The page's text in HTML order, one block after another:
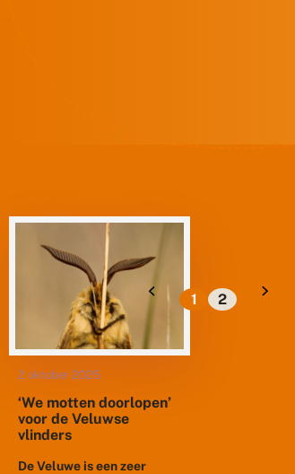
2 oktober 2025
‘We motten doorlopen’
voor de Veluwse
vlinders
De Veluwe is een zeer
1 2